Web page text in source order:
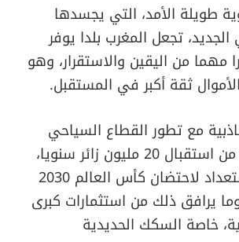
طويلة الأمد، التي يجسدها
الجديد، تجعل المغرب بلدا يوفر
مهما من اليقين والاستقرار، وهو
ثقة أكبر في المستقبل.
مع تطور القطاع السياحي
واقتراب المغرب من استقبال 20 مليون زائر سنويا،
إضافة إلى الاستعداد لاحتضان كأس العالم 2030
يرافق ذلك من استثمارات كبرى
خاصة السكك الحديدية